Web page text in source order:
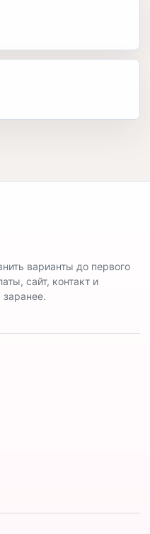
варианты до первого
сайт, контакт и